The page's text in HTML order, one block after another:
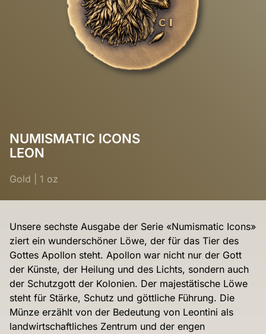
NUMISMATIC ICONS
LEON
Gold 1 oz
Unsere sechste Ausgabe der Serie «Numismatic Icons»
ziert ein wunderschöner Löwe, der für das Tier des
Gottes Apollon steht. Apollon war nicht nur der Gott
der Künste, der Heilung und des Lichts, sondern auch
der Schutzgott der Kolonien. Der majestätische Löwe
steht für Stärke, Schutz und göttliche Führung. Die
Münze erzählt von der Bedeutung von Leontini als
landwirtschaftliches Zentrum und der engen